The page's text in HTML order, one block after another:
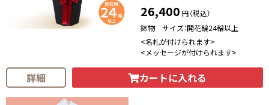
26,400 円（税込）
鉢物 サイズ：開花輪24輪以上
<名札が付けられます>
<メッセージが付けられます>
詳細 カートに入れる